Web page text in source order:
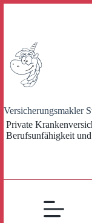
Versicherungsmakler
Private
Berufsunfähigkeit